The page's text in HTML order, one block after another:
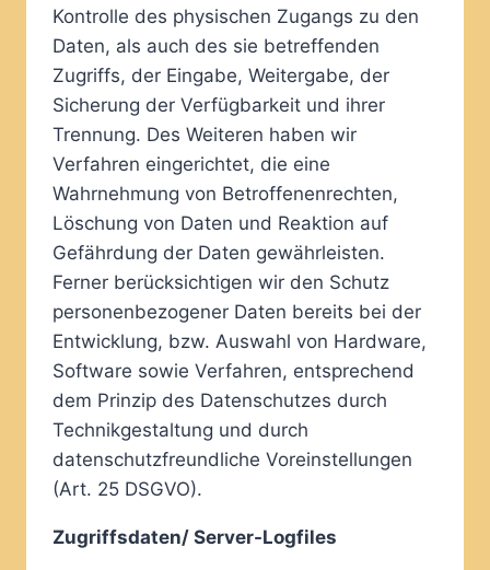
Kontrolle des physischen Zugangs zu den
Daten, als auch des sie betreffenden
Zugriffs, der Eingabe, Weitergabe, der
Sicherung der Verfügbarkeit und ihrer
Trennung. Des Weiteren haben wir
Verfahren eingerichtet, die eine
Wahrnehmung von Betroffenenrechten,
Löschung von Daten und Reaktion auf
Gefährdung der Daten gewährleisten.
Ferner berücksichtigen wir den Schutz
personenbezogener Daten bereits bei der
Entwicklung, bzw. Auswahl von Hardware,
Software sowie Verfahren, entsprechend
dem Prinzip des Datenschutzes durch
Technikgestaltung und durch
datenschutzfreundliche Voreinstellungen
(Art. 25 DSGVO).
Zugriffsdaten/ Server-Logfiles